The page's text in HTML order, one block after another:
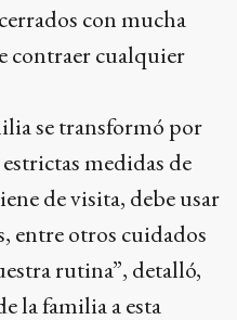
con mucha
contraer cualquier
se transformó por
medidas de
de visita, debe usar
entre otros cuidados
rutina”, detalló,
la familia a esta